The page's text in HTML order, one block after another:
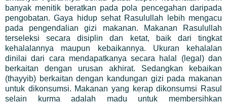
banyak menitik beratkan pada pola pencegahan daripada
pengobatan. Gaya hidup sehat Rasulullah lebih mengacu
pada pengendalian gizi makanan. Makanan Rasulullah
terseleksi secara disiplin dan ketat, baik dari tingkat
kehalalannya maupun kebaikannya. Ukuran kehalalan
dinilai dari cara mendapatkanya secara halal (legal) dan
berkaitan dengan urusan akhirat. Sedangkan kebaikan
(thayyib) berkaitan dengan kandungan gizi pada makanan
untuk dikonsumsi. Makanan yang kerap dikonsumsi Rasul
selain kurma adalah madu untuk membersihkan